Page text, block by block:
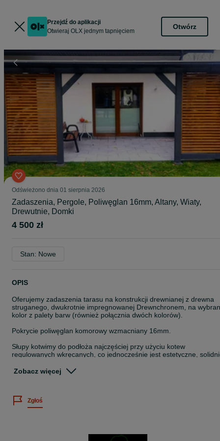
Przejdź do aplikacji
Otwieraj OLX jednym tapnięciem
Otwórz
Odświeżono dnia 01 sierpnia 2026
Zadaszenia, Pergole, Poliwęglan 16mm, Altany, Wiaty,
Drewutnie, Domki
4 500 zł
Stan: Nowe
OPIS
Oferujemy zadaszenia tarasu na konstrukcji drewnianej z drewna
struganego, dwukrotnie impregnowanej Drewnchronem, na
kolor z palety barw (również połącznia dwóch kolorów).
Pokrycie poliwęglan komorowy wzmacniany 16mm.
Słupy kotwimy do podłoża najczęściej przy użyciu kotew
regulowanych wkręcanych, co jednocześnie jest estetyczne,
podłoża, co wydłuża trwałość konstrukcji.
W naszej ofercie jest również układanie deski tarasowej oraz
Wykonujemy również zadaszenia:
Zobacz więcej
Zgłoś